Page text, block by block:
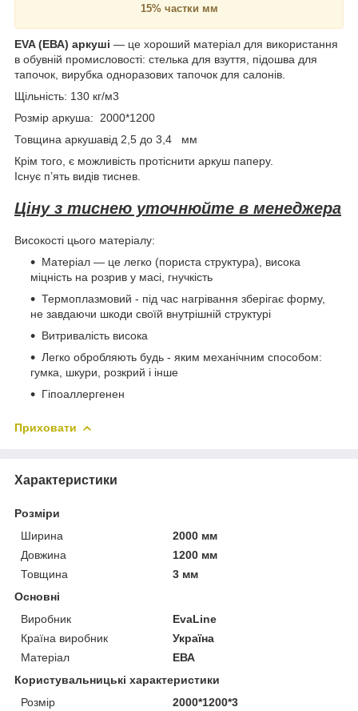
15% частки мм
EVA (ЕВА) аркуші — це хороший матеріал для використання
в обувній промисловості: стелька для взуття, підошва для
тапочок, вирубка одноразових тапочок для салонів.
Щільність: 130 кг/м3
Розмір аркуша: 2000*1200
Товщина аркушавід 2,5 до 3,4 мм
Крім того, є можливість протіснити аркуш паперу.
Існує п’ять видів тиснев.
Ціну з тиснею уточнюйте в менеджера
Високості цього матеріалу:
Матеріал — це легко (пориста структура), висока
міцність на розрив у масі, гнучкість
Термоплазмовий - під час нагрівання зберігає форму,
не завдаючи шкоди своїй внутрішній структурі
Витривалість висока
Легко обробляють будь - яким механічним способом:
гумка, шкури, розкрий і інше
Гіпоаллергенен
Приховати
Характеристики
Розміри
Ширина
2000 мм
Довжина
1200 мм
Товщина
3 мм
Основні
Виробник
EvaLine
Країна виробник
Україна
Матеріал
ЕВА
Користувальницькі характеристики
Розмір
2000*1200*3